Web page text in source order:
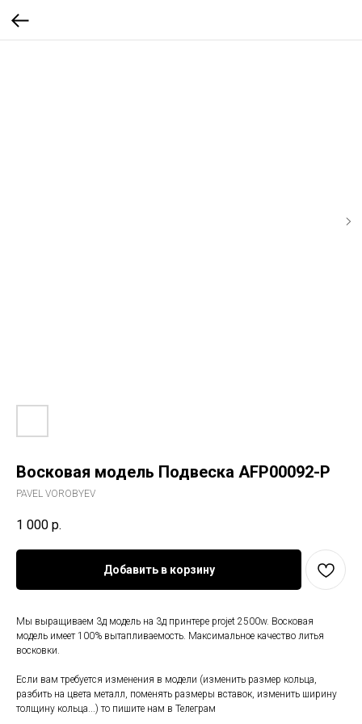
Восковая модель Подвеска AFP00092-P
PAVEL VOROBYEV
1 000 р.
Добавить в корзину
Мы выращиваем 3д модель на 3д принтере projet 2500w. Восковая
модель имеет 100% вытапливаемость. Максимальное качество литья
восковки.
Если вам требуется изменения в модели (изменить размер кольца,
разбить на цвета металл, поменять размеры вставок, изменить ширину
толщину кольца...) то пишите нам в Телеграм